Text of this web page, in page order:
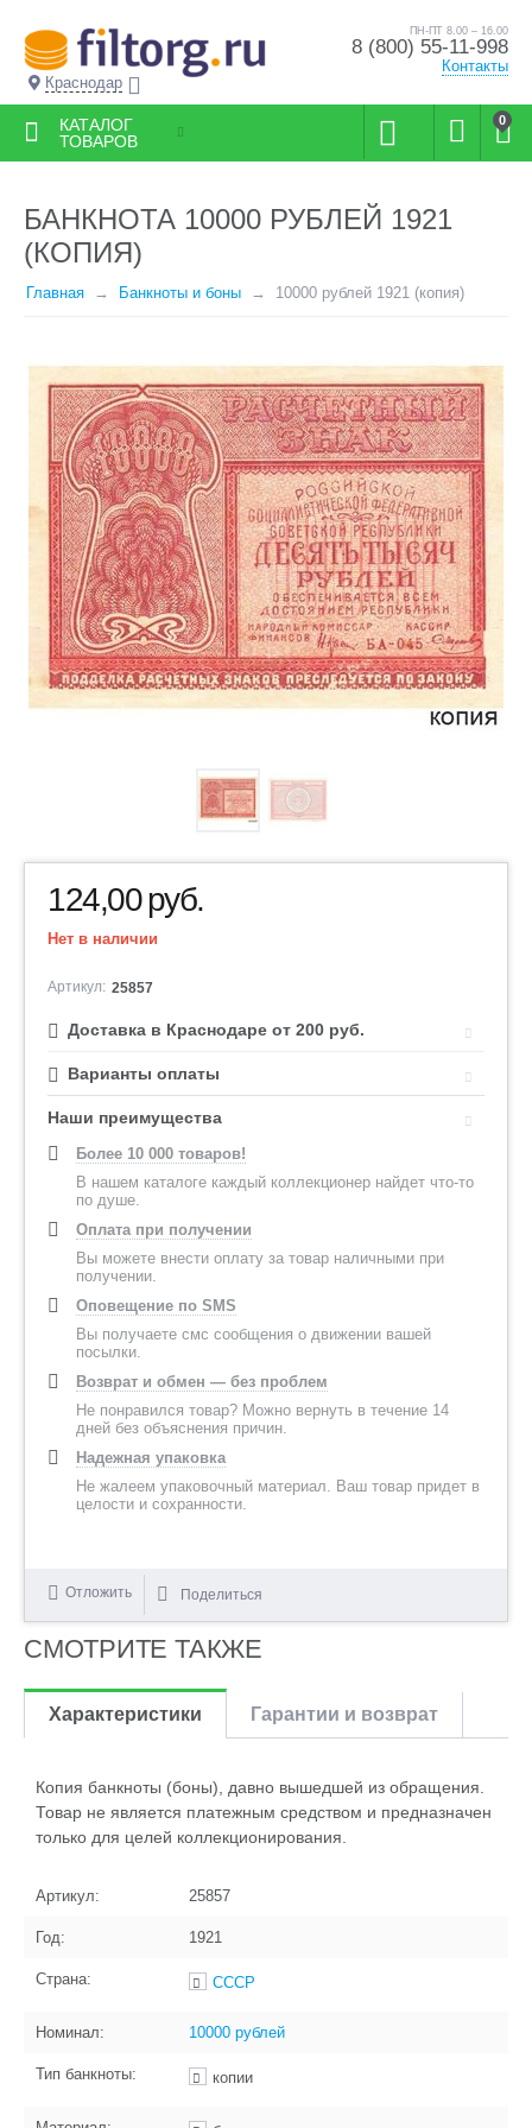
Краснодар
ПН-ПТ 8.00 – 16.00
8 (800) 55-11-998
Контакты
0
КАТАЛОГ
ТОВАРОВ
БАНКНОТА 10000 РУБЛЕЙ 1921
(КОПИЯ)
Главная Банкноты и боны 10000 рублей 1921 (копия)
124,00руб.
Нет в наличии
Артикул: 25857
Доставка в Краснодаре от 200 руб.
Варианты оплаты
Наши преимущества
Более 10 000 товаров!
В нашем каталоге каждый коллекционер найдет что-то
по душе.
Оплата при получении
Вы можете внести оплату за товар наличными при
получении.
Оповещение по SMS
Вы получаете смс сообщения о движении вашей
посылки.
Возврат и обмен — без проблем
Не понравился товар? Можно вернуть в течение 14
дней без объяснения причин.
Надежная упаковка
Не жалеем упаковочный материал. Ваш товар придет в
целости и сохранности.
Отложить Поделиться
СМОТРИТЕ ТАКЖЕ
Характеристики Гарантии и возврат
Копия банкноты (боны), давно вышедшей из обращения.
Товар не является платежным средством и предназначен
только для целей коллекционирования.
Артикул: 25857
Год: 1921
Страна: СССР
Номинал: 10000 рублей
Тип банкноты: копии